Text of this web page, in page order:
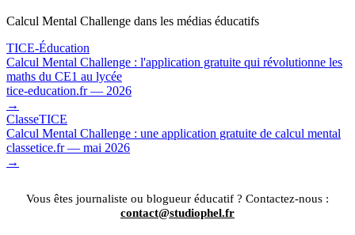
Calcul Mental Challenge dans les médias éducatifs
TICE-Éducation
Calcul Mental Challenge : l'application gratuite qui révolutionne les
maths du CE1 au lycée
tice-education.fr — 2026
→
ClasseTICE
Calcul Mental Challenge : une application gratuite de calcul mental
classetice.fr — mai 2026
→
Vous êtes journaliste ou blogueur éducatif ? Contactez-nous :
contact@studiophel.fr